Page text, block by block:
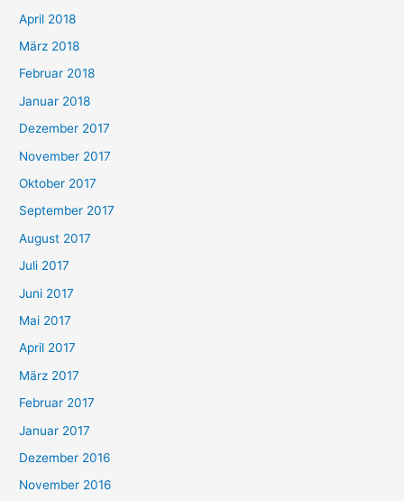
April 2018
März 2018
Februar 2018
Januar 2018
Dezember 2017
November 2017
Oktober 2017
September 2017
August 2017
Juli 2017
Juni 2017
Mai 2017
April 2017
März 2017
Februar 2017
Januar 2017
Dezember 2016
November 2016